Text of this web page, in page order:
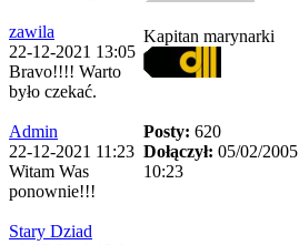
zawila
22-12-2021 13:05
Bravo!!!! Warto
było czekać.
Admin
22-12-2021 11:23
Witam Was
ponownie!!!
Stary Dziad
Kapitan marynarki
Posty: 620
Dołączył: 05/02/2005
10:23